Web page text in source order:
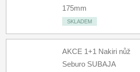
175mm
SKLADEM
AKCE 1+1 Nakiri nůž
Seburo SUBAJA